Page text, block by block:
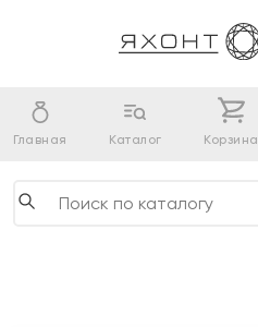
Главная Каталог Корзина